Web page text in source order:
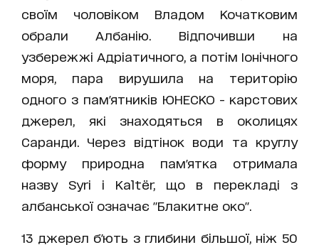
своїм чоловіком Владом Кочатковим
обрали Албанію. Відпочивши на
узбережжі Адріатичного, а потім Іонічного
моря, пара вирушила на територію
одного з пам'ятників ЮНЕСКО - карстових
джерел, які знаходяться в околицях
Саранди. Через відтінок води та круглу
форму природна пам'ятка отримала
назву Syri i Kaltër, що в перекладі з
албанської означає "Блакитне око".
13 джерел б'ють з глибини більшої, ніж 50